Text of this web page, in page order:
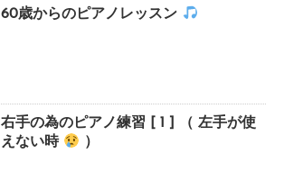
60歳からのピアノレッスン
右手の為のピアノ練習 [ 1 ] （ 左手が使
えない時
）